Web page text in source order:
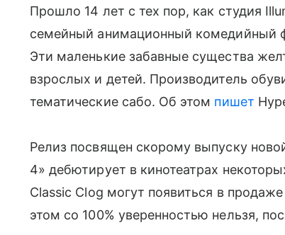
Прошло 14 лет с тех пор, как студия
семейный анимационный комедийный
Эти маленькие забавные существа
взрослых и детей. Производитель
тематические сабо. Об этом пишет
Релиз посвящен скорому выпуску
4» дебютирует в кинотеатрах
Classic Clog могут появиться в
этом со 100% уверенностью нельзя,